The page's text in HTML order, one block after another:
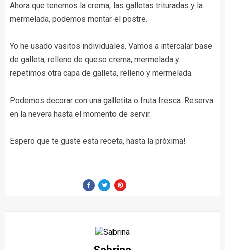
Ahora que tenemos la crema, las galletas trituradas y la
mermelada, podemos montar el postre.
Yo he usado vasitos individuales. Vamos a intercalar base
de galleta, relleno de queso crema, mermelada y
repetimos otra capa de galleta, relleno y mermelada.
Podemos decorar con una galletita o fruta fresca. Reserva
en la nevera hasta el momento de servir.
Espero que te guste esta receta, hasta la próxima!